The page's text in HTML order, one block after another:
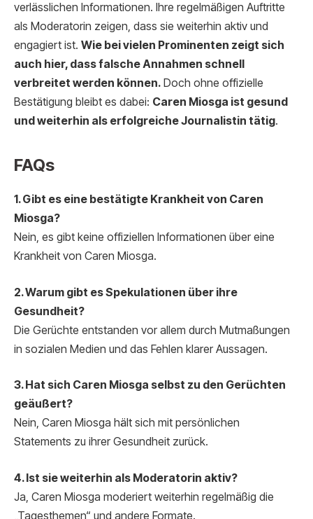
verlässlichen Informationen. Ihre regelmäßigen Auftritte
als Moderatorin zeigen, dass sie weiterhin aktiv und
engagiert ist. Wie bei vielen Prominenten zeigt sich
auch hier, dass falsche Annahmen schnell
verbreitet werden können. Doch ohne offizielle
Bestätigung bleibt es dabei: Caren Miosga ist gesund
und weiterhin als erfolgreiche Journalistin tätig.
FAQs
1. Gibt es eine bestätigte Krankheit von Caren
Miosga?
Nein, es gibt keine offiziellen Informationen über eine
Krankheit von Caren Miosga.
2. Warum gibt es Spekulationen über ihre
Gesundheit?
Die Gerüchte entstanden vor allem durch Mutmaßungen
in sozialen Medien und das Fehlen klarer Aussagen.
3. Hat sich Caren Miosga selbst zu den Gerüchten
geäußert?
Nein, Caren Miosga hält sich mit persönlichen
Statements zu ihrer Gesundheit zurück.
4. Ist sie weiterhin als Moderatorin aktiv?
Ja, Caren Miosga moderiert weiterhin regelmäßig die
„Tagesthemen“ und andere Formate.